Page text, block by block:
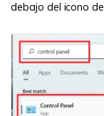
debajo del icono